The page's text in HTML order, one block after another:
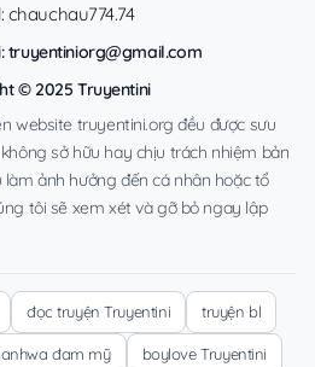
chauchau774.74
truyentiniorg@gmail.com
© 2025 Truyentini
website truyentini.org đều được sưu
sở hữu hay chịu trách nhiệm bản
ảnh hưởng đến cá nhân hoặc tổ
tôi sẽ xem xét và gỡ bỏ ngay lập
đọc truyện Truyentini truyện bl
đam mỹ boylove Truyentini